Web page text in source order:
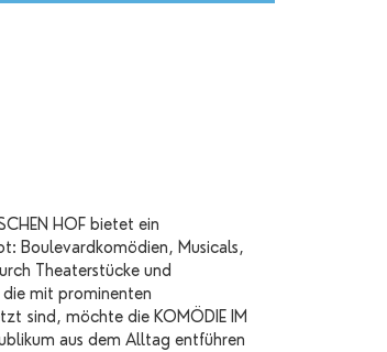
HOF bietet ein
Boulevardkomödien, Musicals,
Theaterstücke und
mit prominenten
sind, möchte die KOMÖDIE IM
aus dem Alltag entführen